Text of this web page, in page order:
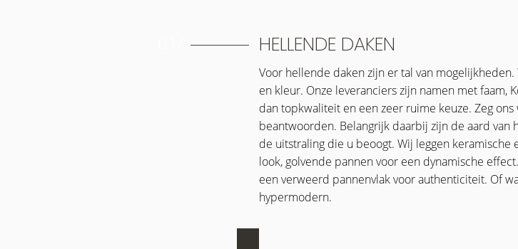
HELLENDE DAKEN
Voor hellende daken zijn er tal van
en kleur. Onze leveranciers zijn namen met
dan topkwaliteit en een zeer ruime keuze. Zeg
beantwoorden. Belangrijk daarbij zijn de aard
de uitstraling die u beoogt. Wij leggen
look, golvende pannen voor een dynamische
een verweerd pannenvlak voor authenticiteit. Of
hypermodern.